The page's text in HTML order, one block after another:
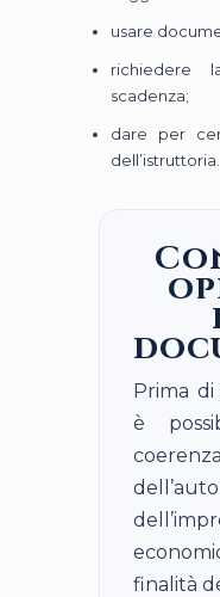
usare
richiedere
scadenza;
dare per
dell’istruttoria.
Prima di
è
finalità